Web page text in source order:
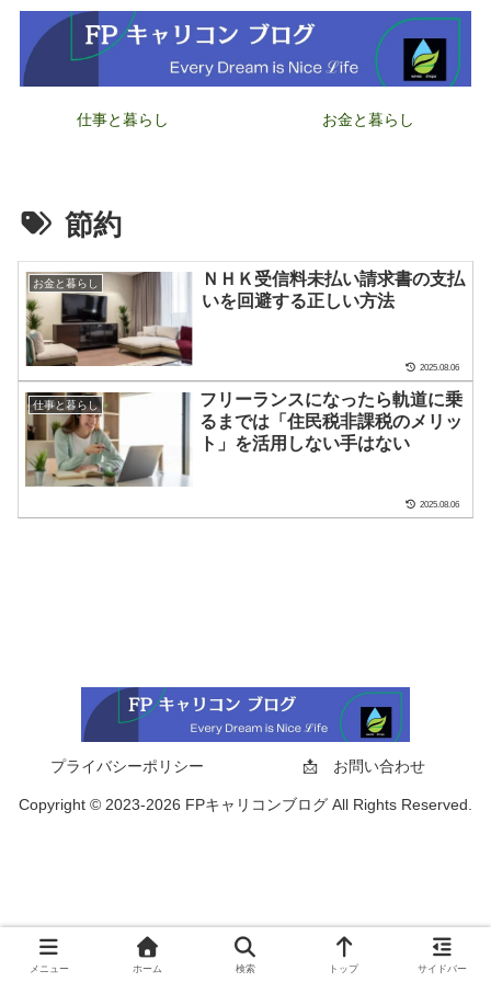
仕事と暮らし お金と暮らし
節約
お金と暮らし
ＮＨＫ受信料未払い請求書の支払
いを回避する正しい方法
2025.08.06
仕事と暮らし
フリーランスになったら軌道に乗
るまでは「住民税非課税のメリッ
ト」を活用しない手はない
2025.08.06
プライバシーポリシー 📩 お問い合わせ
Copyright © 2023-2026 FPキャリコンブログ All Rights Reserved.
メニュー ホーム 検索 トップ サイドバー